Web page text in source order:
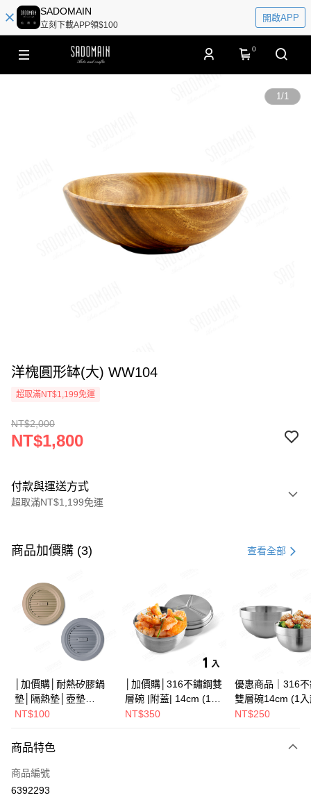
SADOMAIN
立刻下載APP領$100
開啟APP
0
1/1
洋槐圓形缽(大) WW104
超取滿NT$1,199免運
NT$2,000
NT$1,800
付款與運送方式
超取滿NT$1,199免運
信用卡一次付款
Apple Pay
街口支付
Google Pay
全盈+PAY
全家取貨（下單付款）後，現貨商品將於 3 個工作天內寄出
商品加價購 (3) 查看全部
│加價購│耐熱矽膠鍋
墊│隔熱墊│壺墊
NT$100
│加價購│316不鏽鋼雙
層碗 |附蓋| 14cm (1入
散裝) SG0141
NT$350
優惠商品｜316
雙層碗14cm (1
SG0140
NT$250
商品特色
商品編號
6392293